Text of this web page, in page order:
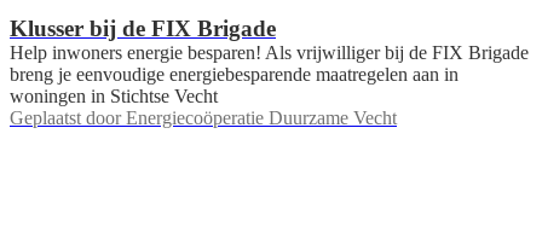
Klusser bij de FIX Brigade
Help inwoners energie besparen! Als vrijwilliger bij de FIX Brigade
breng je eenvoudige energiebesparende maatregelen aan in
woningen in Stichtse Vecht
Geplaatst door Energiecoöperatie Duurzame Vecht